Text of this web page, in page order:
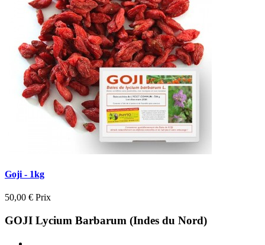
Goji - 1kg
50,00 € Prix
GOJI Lycium Barbarum (Indes du Nord)